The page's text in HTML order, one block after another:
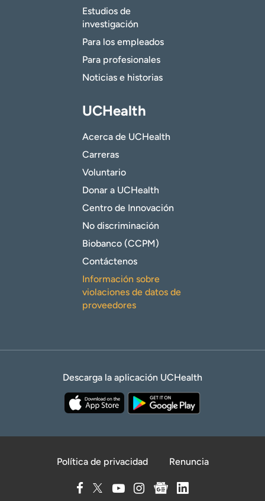
Estudios de
investigación
Para los empleados
Para profesionales
Noticias e historias
UCHealth
Acerca de UCHealth
Carreras
Voluntario
Donar a UCHealth
Centro de Innovación
No discriminación
Biobanco (CCPM)
Contáctenos
Información sobre
violaciones de datos de
proveedores
Descarga la aplicación UCHealth
Política de privacidad Renuncia